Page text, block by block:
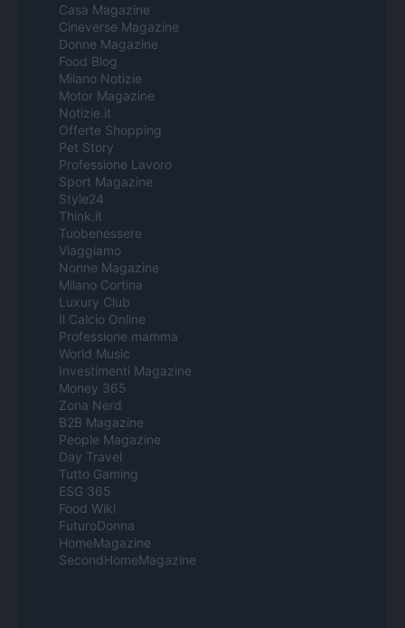
Casa Magazine
Cineverse Magazine
Donne Magazine
Food Blog
Milano Notizie
Motor Magazine
Notizie.it
Offerte Shopping
Pet Story
Professione Lavoro
Sport Magazine
Style24
Think.it
Tuobenessere
Viaggiamo
Nonne Magazine
Milano Cortina
Luxury Club
Il Calcio Online
Professione mamma
World Music
Investimenti Magazine
Money 365
Zona Nerd
B2B Magazine
People Magazine
Day Travel
Tutto Gaming
ESG 365
Food Wiki
FuturoDonna
HomeMagazine
SecondHomeMagazine